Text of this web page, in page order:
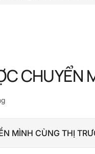
CHUYỂN
MÌNH CÙNG THỊ